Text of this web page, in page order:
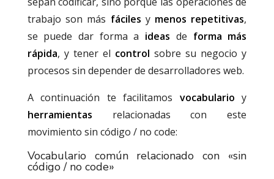
trabajo son más fáciles y menos repetitivas,
se puede dar forma a ideas de forma más
rápida, y tener el control sobre su negocio y
procesos sin depender de desarrolladores web.
A continuación te facilitamos vocabulario y
herramientas relacionadas con este
movimiento sin código / no code:
Vocabulario común relacionado con «sin
código / no code»